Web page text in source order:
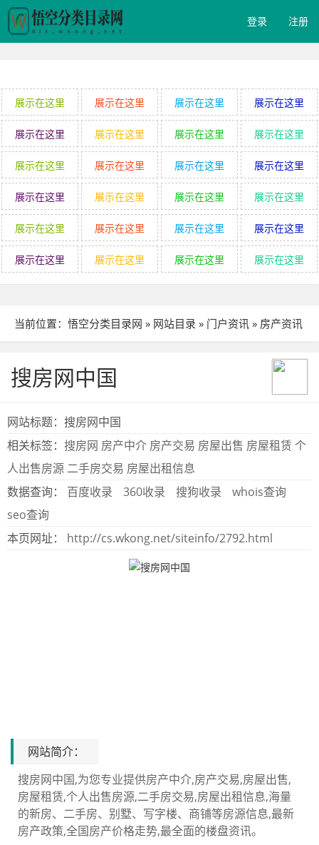
登录 注册
展示在这里 展示在这里 展示在这里 展示在这里
展示在这里 展示在这里 展示在这里 展示在这里
展示在这里 展示在这里 展示在这里 展示在这里
展示在这里 展示在这里 展示在这里 展示在这里
展示在这里 展示在这里 展示在这里 展示在这里
展示在这里 展示在这里 展示在这里 展示在这里
当前位置： 悟空分类目录网 » 网站目录 » 门户资讯 » 房产资讯
搜房网中国
网站标题：搜房网中国
相关标签： 搜房网 房产中介 房产交易 房屋出售 房屋租赁 个
人出售房源 二手房交易 房屋出租信息
数据查询： 百度收录 360收录 搜狗收录
whois查询
seo查询
本页网址： http://cs.wkong.net/siteinfo/2792.html
网站简介：
搜房网中国,为您专业提供房产中介,房产交易,房屋出售,
房屋租赁,个人出售房源,二手房交易,房屋出租信息,海量
的新房、二手房、别墅、写字楼、商铺等房源信息,最新
房产政策,全国房产价格走势,最全面的楼盘资讯。